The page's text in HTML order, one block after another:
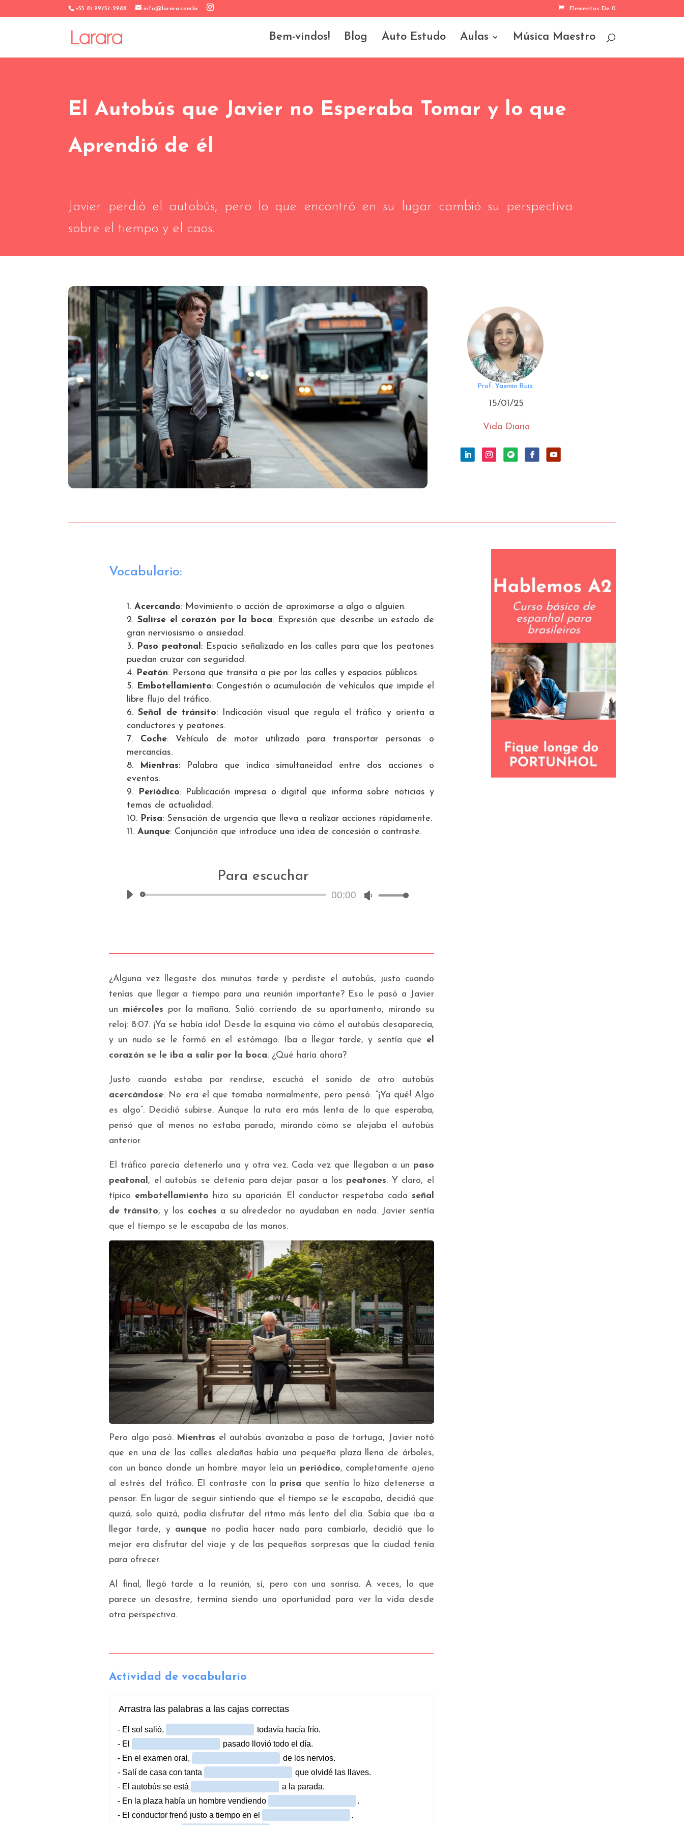
+55 81 99757-2988 info@larara.com.br Elementos De 0
Bem-vindos! Blog Auto Estudo Aulas Música Maestro
El Autobús que Javier no Esperaba Tomar y lo que
Aprendió de él
Javier perdió el autobús, pero lo que encontró en su lugar cambió su perspectiva
sobre el tiempo y el caos.
Prof. Yasmin Ruiz
15/01/25
Vida Diaria
Vocabulario:
Acercando: Movimiento o acción de aproximarse a algo o alguien.
Salirse el corazón por la boca: Expresión que describe un estado de
gran nerviosismo o ansiedad.
Paso peatonal : Espacio señalizado en las calles para que los peatones
puedan cruzar con seguridad.
Peatón: Persona que transita a pie por las calles y espacios públicos.
Embotellamiento: Congestión o acumulación de vehículos que impide el
libre flujo del tráfico.
Señal de tránsito: Indicación visual que regula el tráfico y orienta a
conductores y peatones.
Coche: Vehículo de motor utilizado para transportar personas o
mercancías.
Mientras: Palabra que indica simultaneidad entre dos acciones o
eventos.
Periódico: Publicación impresa o digital que informa sobre noticias y
temas de actualidad.
Prisa: Sensación de urgencia que lleva a realizar acciones rápidamente.
Aunque: Conjunción que introduce una idea de concesión o contraste.
Para escuchar
Reproductor 00:00 Utiliza
arriba/abajo
para
aumentar
o
disminuir
volumen.
¿Alguna vez llegaste dos minutos tarde y perdiste el autobús, justo cuando
tenías que llegar a tiempo para una reunión importante? Eso le pasó a Javier
un miércoles por la mañana. Salió corriendo de su apartamento, mirando su
reloj: 8:07. ¡Ya se había ido! Desde la esquina vio cómo el autobús desaparecía,
y un nudo se le formó en el estómago. Iba a llegar tarde, y sentía que el
corazón se le iba a salir por la boca. ¿Qué haría ahora?
Justo cuando estaba por rendirse, escuchó el sonido de otro autobús
acercándose. No era el que tomaba normalmente, pero pensó: “¡Ya qué! Algo
es algo”. Decidió subirse. Aunque la ruta era más lenta de lo que esperaba,
pensó que al menos no estaba parado, mirando cómo se alejaba el autobús
anterior.
El tráfico parecía detenerlo una y otra vez. Cada vez que llegaban a un paso
peatonal , el autobús se detenía para dejar pasar a los peatones. Y claro, el
típico embotellamiento hizo su aparición. El conductor respetaba cada señal
de tránsito, y los coches a su alrededor no ayudaban en nada. Javier sentía
que el tiempo se le escapaba de las manos.
Pero algo pasó. Mientras el autobús avanzaba a paso de tortuga, Javier notó
que en una de las calles aledañas había una pequeña plaza llena de árboles,
con un banco donde un hombre mayor leía un periódico, completamente ajeno
al estrés del tráfico. El contraste con la prisa que sentía lo hizo detenerse a
pensar. En lugar de seguir sintiendo que el tiempo se le escapaba, decidió que
quizá, solo quizá, podía disfrutar del ritmo más lento del día. Sabía que iba a
llegar tarde, y aunqueno podía hacer nada para cambiarlo, decidió que lo
mejor era disfrutar del viaje y de las pequeñas sorpresas que la ciudad tenía
para ofrecer.
Al final, llegó tarde a la reunión, sí, pero con una sonrisa. A veces, lo que
parece un desastre, termina siendo una oportunidad para ver la vida desde
otra perspectiva.
Actividad de vocabulario